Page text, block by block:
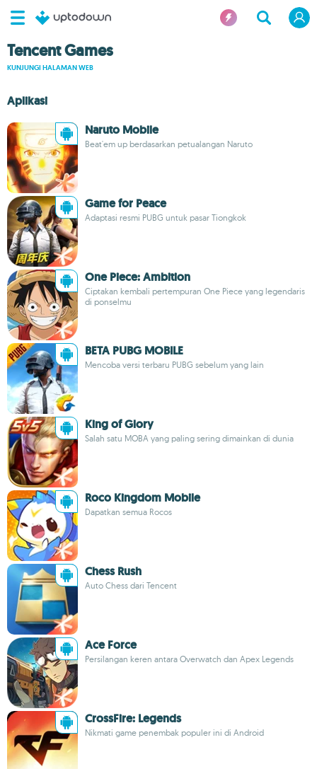
Tencent Games
KUNJUNGI HALAMAN WEB
Aplikasi
Naruto Mobile
Beat'em up berdasarkan petualangan Naruto
Game for Peace
Adaptasi resmi PUBG untuk pasar Tiongkok
One Piece: Ambition
Ciptakan kembali pertempuran One Piece yang legendaris
di ponselmu
BETA PUBG MOBILE
Mencoba versi terbaru PUBG sebelum yang lain
King of Glory
Salah satu MOBA yang paling sering dimainkan di dunia
Roco Kingdom Mobile
Dapatkan semua Rocos
Chess Rush
Auto Chess dari Tencent
Ace Force
Persilangan keren antara Overwatch dan Apex Legends
CrossFire: Legends
Nikmati game penembak populer ini di Android